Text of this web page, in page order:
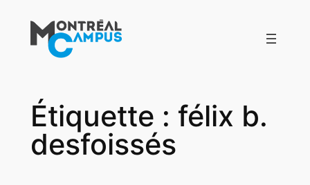
contenu
Étiquette : félix b.
desfoissés